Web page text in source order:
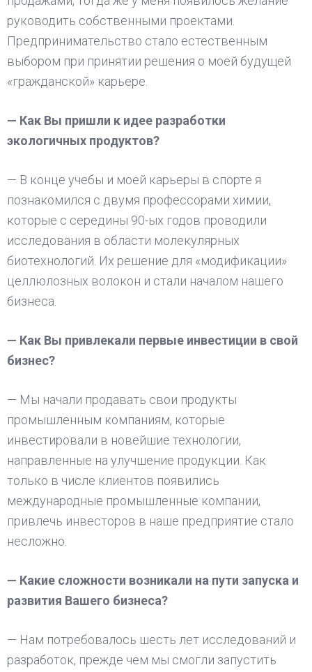
руководить собственными проектами.
Предпринимательство стало естественным
выбором при принятии решения о моей будущей
«гражданской» карьере.
— Как Вы пришли к идее разработки
экологичных продуктов?
— В конце учебы и моей карьеры в спорте я
познакомился с двумя профессорами химии,
которые с середины 90-ых годов проводили
исследования в области молекулярных
биотехнологий. Их решение для «модификации»
целлюлозных волокон и стали началом нашего
бизнеса.
— Как Вы привлекали первые инвестиции в свой
бизнес?
— Мы начали продавать свои продукты
промышленным компаниям, которые
инвестировали в новейшие технологии,
направленные на улучшение продукции. Как
только в числе клиентов появились
международные промышленные компании,
привлечь инвесторов в наше предприятие стало
несложно.
— Какие сложности возникали на пути запуска и
развития Вашего бизнеса?
— Нам потребовалось шесть лет исследований и
разработок, прежде чем мы смогли запустить